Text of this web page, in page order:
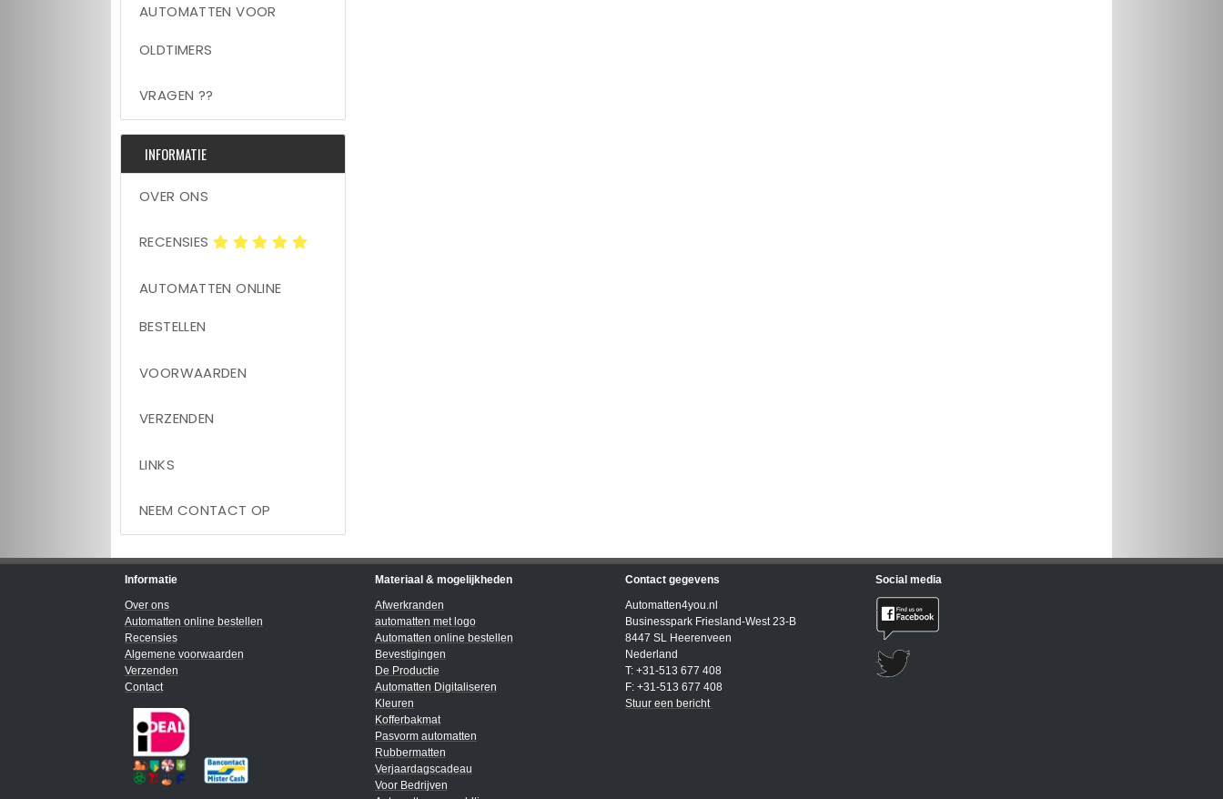
AUTOMATTEN VOOR
OLDTIMERS
VRAGEN ??
INFORMATIE
OVER ONS
RECENSIES
AUTOMATTEN ONLINE
BESTELLEN
VOORWAARDEN
VERZENDEN
LINKS
NEEM CONTACT OP
Informatie
Over ons
Automatten online bestellen
Recensies
Algemene voorwaarden
Verzenden
Contact
Materiaal & mogelijkheden
Afwerkranden
automatten met logo
Automatten online bestellen
Bevestigingen
De Productie
Automatten Digitaliseren
Kleuren
Kofferbakmat
Pasvorm automatten
Rubbermatten
Verjaardagscadeau
Voor Bedrijven
Contact gegevens
Automatten4you.nl
Businesspark Friesland-West 23-B
8447 SL Heerenveen
Nederland
T: +31-513 677 408
F: +31-513 677 408
Stuur een bericht
Social media